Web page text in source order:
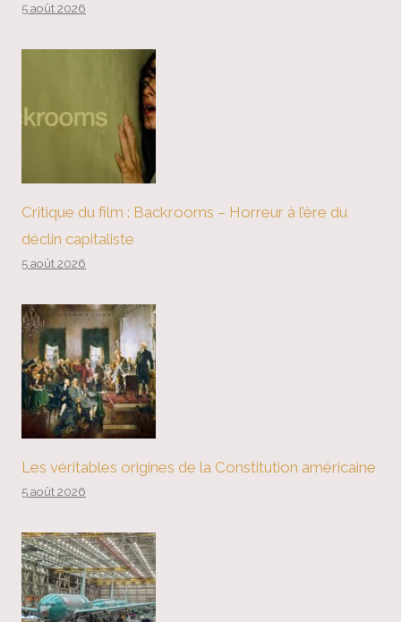
5 août 2026
Critique du film : Backrooms – Horreur à l’ère du
déclin capitaliste
5 août 2026
Les véritables origines de la Constitution américaine
5 août 2026